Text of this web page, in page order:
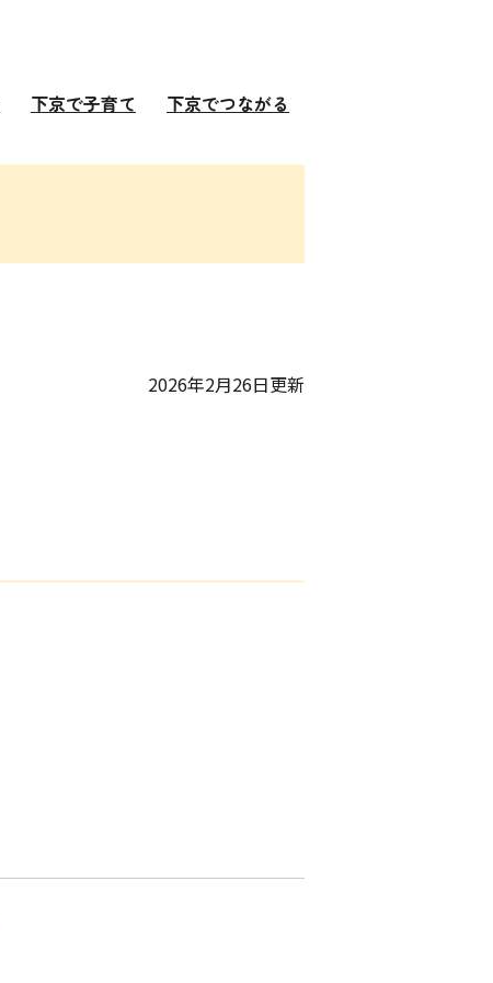
下京で子育て 下京でつながる
2026年2月26日更新